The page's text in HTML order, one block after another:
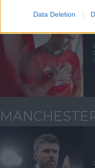
Data Deletion